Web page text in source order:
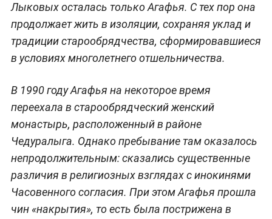
Лыковых осталась только Агафья. С тех пор она
продолжает жить в изоляции, сохраняя уклад и
традиции старообрядчества, сформировавшиеся
в условиях многолетнего отшельничества.
В 1990 году Агафья на некоторое время
переехала в старообрядческий женский
монастырь, расположенный в районе
Чедуралыга. Однако пребывание там оказалось
непродолжительным: сказались существенные
различия в религиозных взглядах с инокинями
Часовенного согласия. При этом Агафья прошла
чин «накрытия», то есть была пострижена в